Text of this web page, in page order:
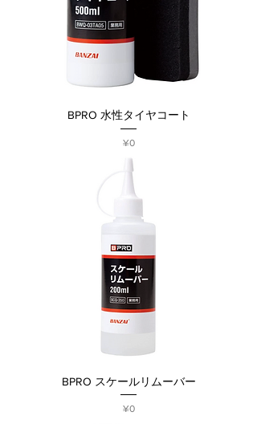
BPRO 水性タイヤコート
Price
¥0
BPRO スケールリムーバー
Price
¥0